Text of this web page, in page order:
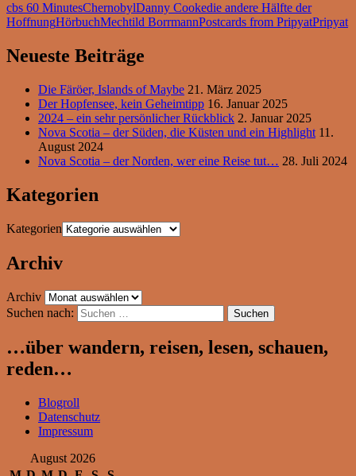
cbs 60 MinutesChernobylDanny Cookedie andere Hälfte der
HoffnungHörbuchMechtild BorrmannPostcards from PripyatPripyat
Neueste Beiträge
Die Färöer, Islands of Maybe 21. März 2025
Der Hopfensee, kein Geheimtipp 16. Januar 2025
2024 – ein sehr persönlicher Rückblick 2. Januar 2025
Nova Scotia – der Süden, die Küsten und ein Highlight 11.
August 2024
Nova Scotia – der Norden, wer eine Reise tut… 28. Juli 2024
Kategorien
Kategorien
Archiv
Archiv
Suchen nach:
…über wandern, reisen, lesen, schauen,
reden…
Blogroll
Datenschutz
Impressum
August 2026